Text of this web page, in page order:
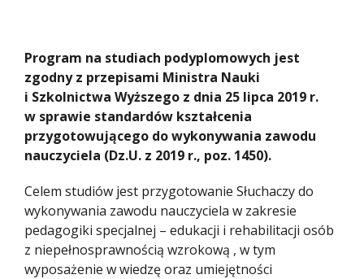
Program na studiach podyplomowych jest
zgodny z przepisami Ministra Nauki
i Szkolnictwa Wyższego z dnia 25 lipca 2019 r.
w sprawie standardów kształcenia
przygotowującego do wykonywania zawodu
nauczyciela (Dz.U. z 2019 r., poz. 1450).
Celem studiów jest przygotowanie Słuchaczy do
wykonywania zawodu nauczyciela w zakresie
pedagogiki specjalnej – edukacji i rehabilitacji osób
z niepełnosprawnością wzrokową , w tym
wyposażenie w wiedzę oraz umiejętności